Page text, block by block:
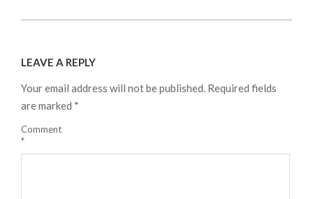
LEAVE A REPLY
Your email address will not be published. Required fields
are marked *
Comment
*